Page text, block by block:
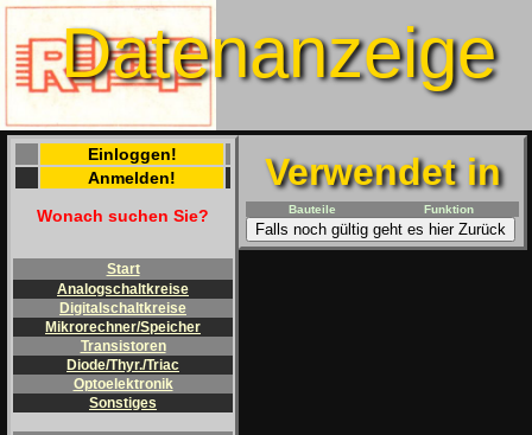
Datenanzeige
Einloggen!
Anmelden!
Wonach suchen Sie?
Start
Analogschaltkreise
Digitalschaltkreise
Mikrorechner/Speicher
Transistoren
Diode/Thyr./Triac
Optoelektronik
Sonstiges
Verwendet in
Bauteile Funktion
Falls noch gültig geht es hier Zurück